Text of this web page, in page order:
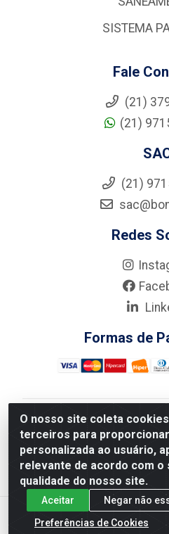
O nosso site coleta
terceiros para
personalizada ao usuário,
relevante de acordo com
qualidade do nosso site.
Aceitar
Negar não
Preferências de Cookies
SISTEMA
Fale
(21)
(21)
(21)
Redes
Formas de
Nova Boni Distribuidora de
- Rua Alice Tibiriçá, 330 -
Janeiro/RJ - CEP: 21.210-110
27